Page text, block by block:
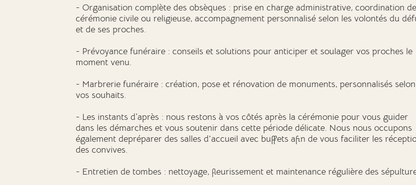
- Organisation complète des obsèques : prise en charge administrative, coordination
cérémonie civile ou religieuse, accompagnement personnalisé selon les volontés du
et de ses proches.
- Prévoyance funéraire : conseils et solutions pour anticiper et soulager vos proches le
moment venu.
- Marbrerie funéraire : création, pose et rénovation de monuments, personnalisés selon
vos souhaits.
- Les instants d’après : nous restons à vos côtés après la cérémonie pour vous guider
dans les démarches et vous soutenir dans cette période délicate. Nous nous occupons
également depréparer des salles d'accueil avec buffets afin de vous faciliter les
des convives.
- Entretien de tombes : nettoyage, fleurissement et maintenance régulière des